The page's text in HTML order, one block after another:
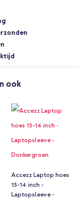
ook
Accezz Laptop hoes
13-14 inch -
Laptopsleeve -